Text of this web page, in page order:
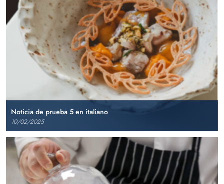
Noticia de prueba 5 en italiano
10/02/2025